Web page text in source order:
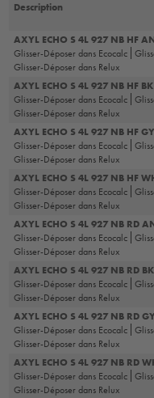
Description
AXYL ECHO S 4L 927 NB HF
Glisser-Déposer dans Ecocalc
Glisser-Déposer dans Relux
AXYL ECHO S 4L 927 NB HF BK
Glisser-Déposer dans Ecocalc
Glisser-Déposer dans Relux
AXYL ECHO S 4L 927 NB HF GY
Glisser-Déposer dans Ecocalc
Glisser-Déposer dans Relux
AXYL ECHO S 4L 927 NB HF
Glisser-Déposer dans Ecocalc
Glisser-Déposer dans Relux
AXYL ECHO S 4L 927 NB RD
Glisser-Déposer dans Ecocalc
Glisser-Déposer dans Relux
AXYL ECHO S 4L 927 NB RD BK
Glisser-Déposer dans Ecocalc
Glisser-Déposer dans Relux
AXYL ECHO S 4L 927 NB RD
Glisser-Déposer dans Ecocalc
Glisser-Déposer dans Relux
AXYL ECHO S 4L 927 NB RD
Glisser-Déposer dans Ecocalc
Glisser-Déposer dans Relux